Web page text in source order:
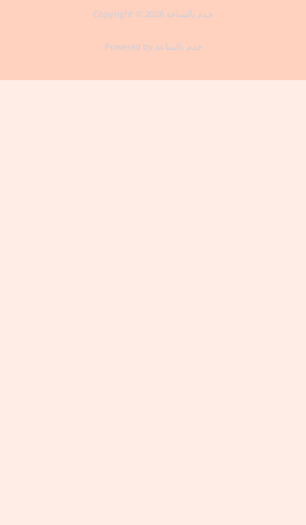
-
i Copyright © 2026 خدم بالساعة
Powered by خدم بالساعة